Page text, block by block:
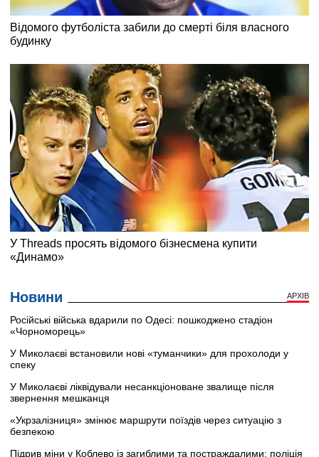
Новини АРХІВ
Російські війська вдарили по Одесі: пошкоджено стадіон
«Чорноморець»
У Миколаєві встановили нові «туманчики» для прохолоди у
спеку
У Миколаєві ліквідували несанкціоноване звалище після
звернення мешканця
«Укрзалізниця» змінює маршрути поїздів через ситуацію з
безпекою
Підрив міни у Коблево із загиблими та постраждалими: поліція